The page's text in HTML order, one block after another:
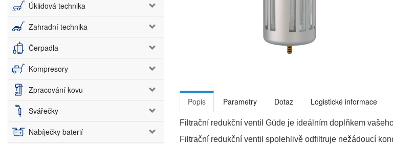
Úklidová technika
Zahradní technika
Čerpadla
Kompresory
Zpracování kovu
Svářečky
Nabíječky baterií
Popis Parametry Dotaz Logistické informace
Filtrační redukční ventil Güde je ideálním doplňkem
Filtrační redukční ventil spolehlivě odfiltruje nežádoucí